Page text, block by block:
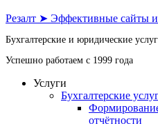
Резалт ➤ Эффективные сайты
Бухгалтерские и юридические
Успешно работаем с 1999 года
Услуги
Бухгалтерские
отчётности